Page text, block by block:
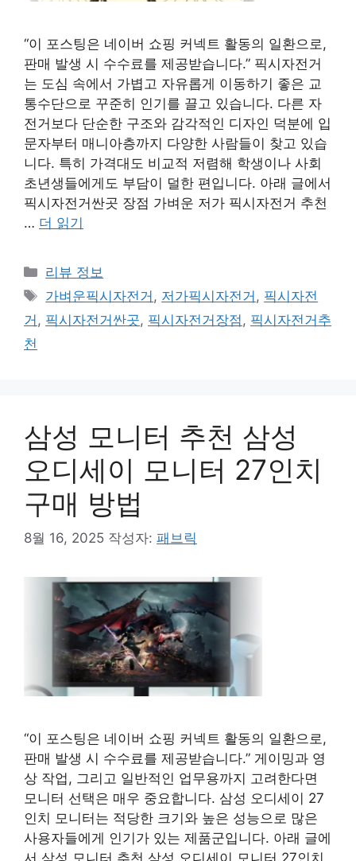
“이 포스팅은 네이버 쇼핑 커넥트 활동의 일환으로,
판매 발생 시 수수료를 제공받습니다.” 픽시자전거
는 도심 속에서 가볍고 자유롭게 이동하기 좋은 교
통수단으로 꾸준히 인기를 끌고 있습니다. 다른 자
전거보다 단순한 구조와 감각적인 디자인 덕분에 입
문자부터 매니아층까지 다양한 사람들이 찾고 있습
니다. 특히 가격대도 비교적 저렴해 학생이나 사회
초년생들에게도 부담이 덜한 편입니다. 아래 글에서
픽시자전거싼곳 장점 가벼운 저가 픽시자전거 추천
… 더 읽기
카
테
고
리
리뷰 정보
태
그
가벼운픽시자전거 , 저가픽시자전거 , 픽시자전
거 , 픽시자전거싼곳, 픽시자전거장점 , 픽시자전거추
천
삼성 모니터 추천 삼성
오디세이 모니터 27인치
구매 방법
8월 16, 2025 작성자: 패브릭
“이 포스팅은 네이버 쇼핑 커넥트 활동의 일환으로,
판매 발생 시 수수료를 제공받습니다.” 게이밍과 영
상 작업, 그리고 일반적인 업무용까지 고려한다면
모니터 선택은 매우 중요합니다. 삼성 오디세이 27
인치 모니터는 적당한 크기와 높은 성능으로 많은
사용자들에게 인기가 있는 제품군입니다. 아래 글에
서 삼성 모니터 추천 삼성 오디세이 모니터 27인치